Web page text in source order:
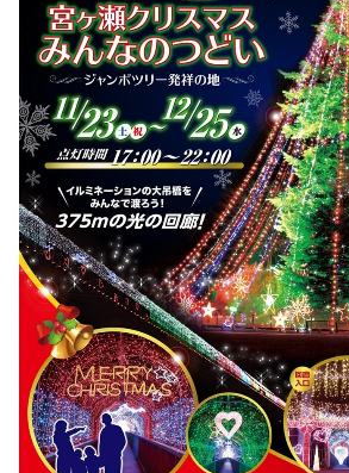
「第38回宮ヶ瀬クリスマスみ
1月23日（土）～12月25日（
場：宮ヶ瀬ダム・宮ヶ瀬湖畔
イベントのチラシは以下の通り。